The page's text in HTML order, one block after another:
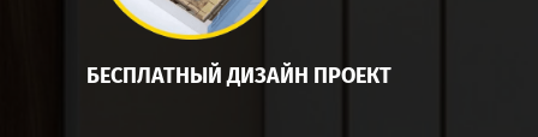
БЕСПЛАТНЫЙ ДИЗАЙН ПРОЕКТ